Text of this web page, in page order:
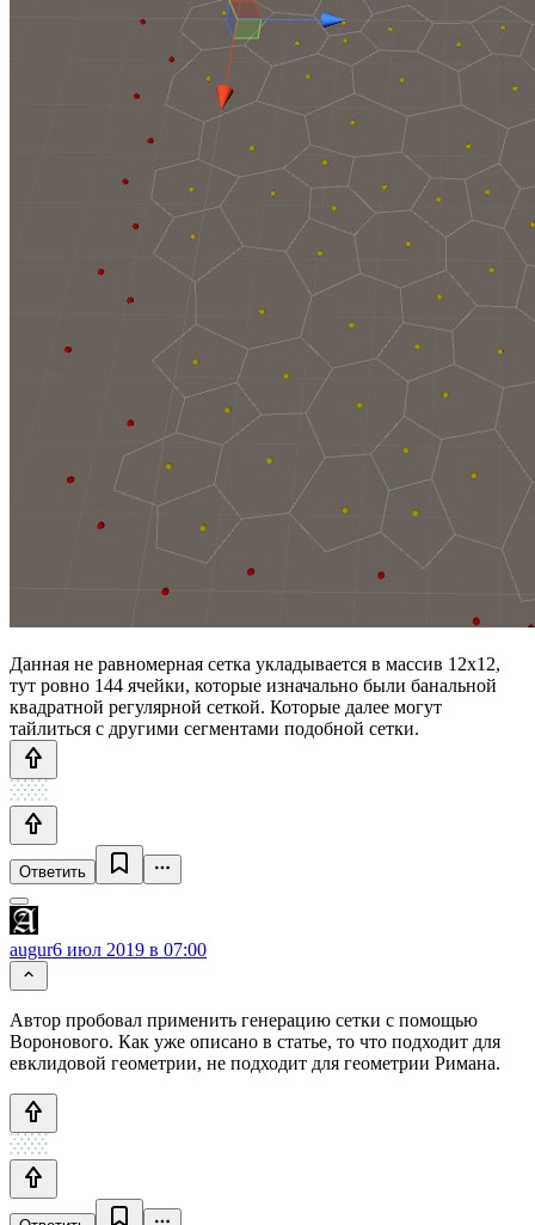
Данная не равномерная сетка укладывается в массив 12x12,
тут ровно 144 ячейки, которые изначально были банальной
квадратной регулярной сеткой. Которые далее могут
тайлиться с другими сегментами подобной сетки.
Ответить
augur6 июл 2019 в 07:00
Автор пробовал применить генерацию сетки с помощью
Воронового. Как уже описано в статье, то что подходит для
евклидовой геометрии, не подходит для геометрии Римана.